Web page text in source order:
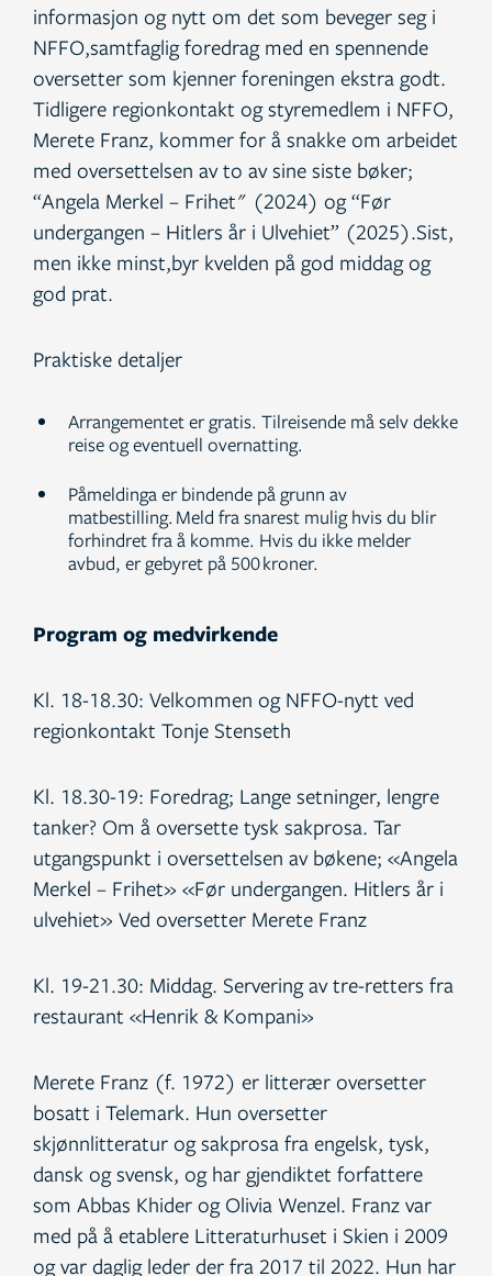
informasjon og nytt om det som beveger seg i
NFFO,samtfaglig foredrag med en spennende
oversetter som kjenner foreningen ekstra godt.
Tidligere regionkontakt og styremedlem i NFFO,
Merete Franz, kommer for å snakke om arbeidet
med oversettelsen av to av sine siste bøker;
“Angela Merkel – Frihet" (2024) og “Før
undergangen – Hitlers år i Ulvehiet” (2025).Sist,
men ikke minst,byr kvelden på god middag og
god prat.
Praktiske detaljer
Arrangementet er gratis. Tilreisende må selv dekke
reise og eventuell overnatting.
Påmeldinga er bindende på grunn av
matbestilling. Meld fra snarest mulig hvis du blir
forhindret fra å komme. Hvis du ikke melder
avbud, er gebyret på 500 kroner.
Program og medvirkende
Kl. 18-18.30: Velkommen og NFFO-nytt ved
regionkontakt Tonje Stenseth
Kl. 18.30-19: Foredrag; Lange setninger, lengre
tanker? Om å oversette tysk sakprosa. Tar
utgangspunkt i oversettelsen av bøkene; «Angela
Merkel – Frihet» «Før undergangen. Hitlers år i
ulvehiet» Ved oversetter Merete Franz
Kl. 19-21.30: Middag. Servering av tre-retters fra
restaurant «Henrik & Kompani»
Merete Franz (f. 1972) er litterær oversetter
bosatt i Telemark. Hun oversetter
skjønnlitteratur og sakprosa fra engelsk, tysk,
dansk og svensk, og har gjendiktet forfattere
som Abbas Khider og Olivia Wenzel. Franz var
med på å etablere Litteraturhuset i Skien i 2009
og var daglig leder der fra 2017 til 2022. Hun har